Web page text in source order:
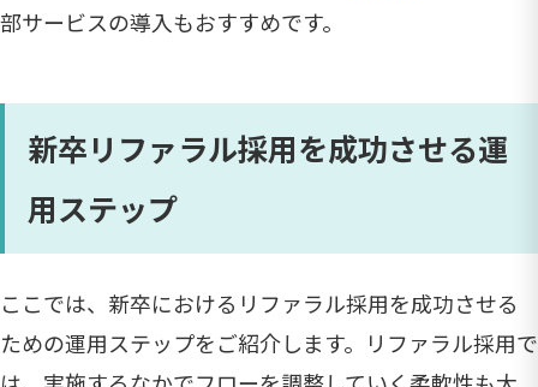
部サービスの導入もおすすめです。
新卒リファラル採用を成功させる運
用ステップ
ここでは、新卒におけるリファラル採用を成功させる
ための運用ステップをご紹介します。リファラル採用で